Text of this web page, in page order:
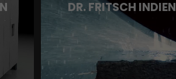
DR. FRITSCH INDIEN